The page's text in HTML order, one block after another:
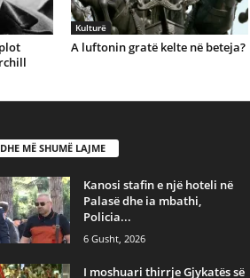
Kulturë
A luftonin gratë kelte në beteja?
MË SHUMË LAJME
Kanosi stafin e një hoteli në
Palasë dhe ia mbathi,
Policia...
6 Gusht, 2026
I moshuari thirrje Gjykatës së